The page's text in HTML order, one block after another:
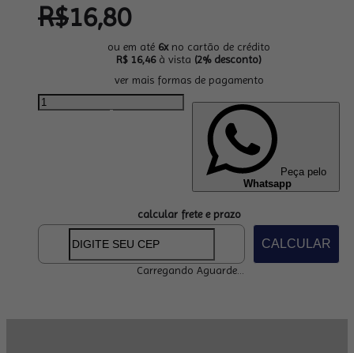
R$16,80
ou em até 6xno cartão de crédito
R$ 16,46à vista (2% desconto)
ver mais formas de pagamento
Peça pelo
Whatsapp
calcular frete e prazo
CALCULAR
Carregando Aguarde...